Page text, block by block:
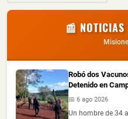
📰 NOTICIAS
Robó dos
Detenido en
📅 6 ago 2026
Un hombre de 34